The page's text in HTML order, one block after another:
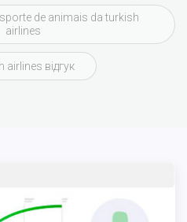
de animais da turkish
airlines
airlines відгук